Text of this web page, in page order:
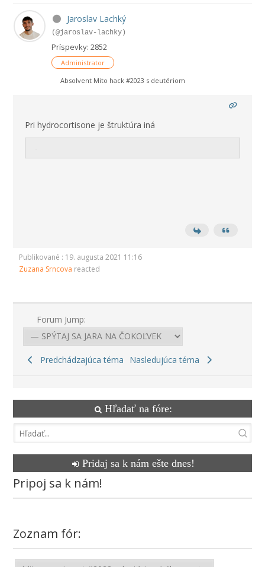
Jaroslav Lachký
(@jaroslav-lachky)
Príspevky: 2852
Administrator
Absolvent Mito hack #2023 s deutériom
Pri hydrocortisone je štruktúra iná
Publikované : 19. augusta 2021 11:16
Zuzana Srncova reacted
Forum Jump:
Predchádzajúca téma Nasledujúca téma
Hľadať na fóre:
Pridaj sa k nám ešte dnes!
Pripoj sa k nám!
Zoznam fór: